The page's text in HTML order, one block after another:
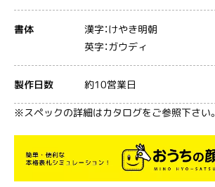
書体 漢字：けやき明朝
英字：ガウディ
製作日数 約10営業日
※スペックの詳細はカタログをご参照下さい。